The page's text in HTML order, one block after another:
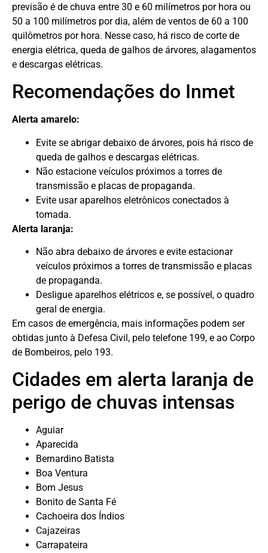
previsão é de chuva entre 30 e 60 milímetros por hora ou
50 a 100 milímetros por dia, além de ventos de 60 a 100
quilômetros por hora. Nesse caso, há risco de corte de
energia elétrica, queda de galhos de árvores, alagamentos
e descargas elétricas.
Recomendações do Inmet
Alerta amarelo:
Evite se abrigar debaixo de árvores, pois há risco de
queda de galhos e descargas elétricas.
Não estacione veículos próximos a torres de
transmissão e placas de propaganda.
Evite usar aparelhos eletrônicos conectados à
tomada.
Alerta laranja:
Não abra debaixo de árvores e evite estacionar
veículos próximos a torres de transmissão e placas
de propaganda.
Desligue aparelhos elétricos e, se possível, o quadro
geral de energia.
Em casos de emergência, mais informações podem ser
obtidas junto à Defesa Civil, pelo telefone 199, e ao Corpo
de Bombeiros, pelo 193.
Cidades em alerta laranja de
perigo de chuvas intensas
Aguiar
Aparecida
Bernardino Batista
Boa Ventura
Bom Jesus
Bonito de Santa Fé
Cachoeira dos Índios
Cajazeiras
Carrapateira